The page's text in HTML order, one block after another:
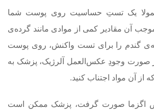
یک تستِ حساسیت روی پوست شما
آن مقادیر کمی از موادی مانند گرده‌ی
گندم را برای تست واکنش، روی پوست
صورت وجودِ عکس‌العمل آلرژیک، پزشک به
از آن مواد اجتناب کنید.
اگزما صورت گرفت، پزشک ممکن است